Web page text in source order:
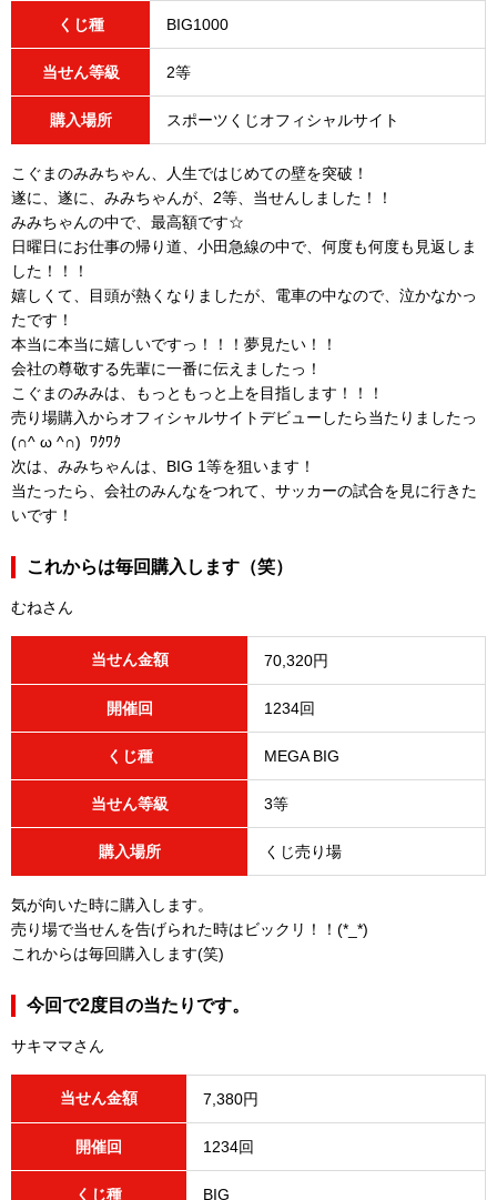
くじ種 BIG1000
当せん等級 2等
購入場所 スポーツくじオフィシャルサイト
こぐまのみみちゃん、人生ではじめての壁を突破！
遂に、遂に、みみちゃんが、2等、当せんしました！！
みみちゃんの中で、最高額です☆
日曜日にお仕事の帰り道、小田急線の中で、何度も何度も見返しま
した！！！
嬉しくて、目頭が熱くなりましたが、電車の中なので、泣かなかっ
たです！
本当に本当に嬉しいですっ！！！夢見たい！！
会社の尊敬する先輩に一番に伝えましたっ！
こぐまのみみは、もっともっと上を目指します！！！
売り場購入からオフィシャルサイトデビューしたら当たりましたっ
(∩^ ω ^∩) ﾜｸﾜｸ
次は、みみちゃんは、BIG 1等を狙います！
当たったら、会社のみんなをつれて、サッカーの試合を見に行きた
いです！
これからは毎回購入します（笑）
むねさん
当せん金額 70,320円
開催回 1234回
くじ種 MEGA BIG
当せん等級 3等
購入場所 くじ売り場
気が向いた時に購入します。
売り場で当せんを告げられた時はビックリ！！(*_*)
これからは毎回購入します(笑)
今回で2度目の当たりです。
サキママさん
当せん金額 7,380円
開催回 1234回
くじ種 BIG